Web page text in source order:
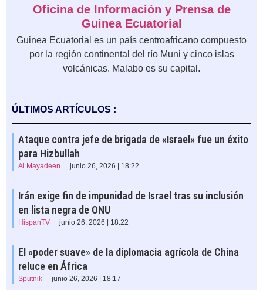
Oficina de Información y Prensa de
Guinea Ecuatorial
Guinea Ecuatorial es un país centroafricano compuesto
por la región continental del río Muni y cinco islas
volcánicas. Malabo es su capital.
ÚLTIMOS ARTÍCULOS :
Ataque contra jefe de brigada de «Israel» fue un éxito
para Hizbullah
Al Mayadeen junio 26, 2026 | 18:22
Irán exige fin de impunidad de Israel tras su inclusión
en lista negra de ONU
HispanTV junio 26, 2026 | 18:22
El «poder suave» de la diplomacia agrícola de China
reluce en África
Sputnik junio 26, 2026 | 18:17